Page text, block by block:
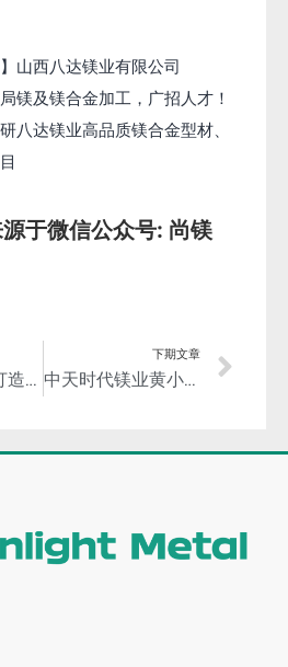
山西八达镁业有限公司
镁及镁合金加工，广招人才！
八达镁业高品质镁合金型材、
于微信公众号: 尚镁
鹤壁市提出：打造全国领先的五百亿级镁基新材料生产基地
下期文章
中天时代镁业黄小波董事长荣获“陕西最美退役军人”